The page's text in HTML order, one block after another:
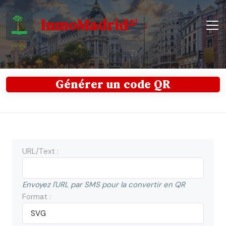
InmoMadrid
Générer un code QR
URL/Text :
Envoyez l'URL par SMS pour la convertir en QR
Format :